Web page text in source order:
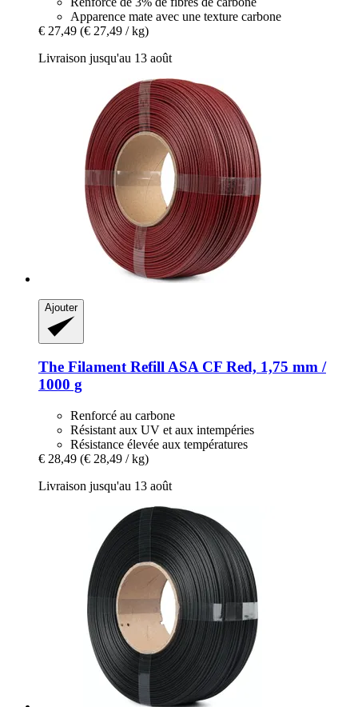
Apparence mate avec une texture carbone
€ 27,49 (€ 27,49 / kg)
Livraison jusqu'au 13 août
Ajouter
The FilamentRefill ASA CF Red, 1,75 mm /
1000 g
Renforcé au carbone
Résistant aux UV et aux intempéries
Résistance élevée aux températures
€ 28,49 (€ 28,49 / kg)
Livraison jusqu'au 13 août